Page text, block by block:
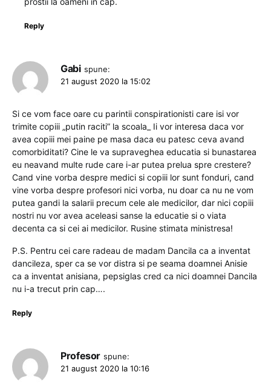
Reply
Gabi spune:
21 august 2020 la 15:02
Si ce vom face oare cu parintii conspirationisti care isi vor
trimite copiii „putin raciti” la scoala_ Ii vor interesa daca vor
avea copiii mei paine pe masa daca eu patesc ceva avand
comorbiditati? Cine le va supraveghea educatia si bunastarea
eu neavand multe rude care i-ar putea prelua spre crestere?
Cand vine vorba despre medici si copiii lor sunt fonduri, cand
vine vorba despre profesori nici vorba, nu doar ca nu ne vom
putea gandi la salarii precum cele ale medicilor, dar nici copiii
nostri nu vor avea aceleasi sanse la educatie si o viata
decenta ca si cei ai medicilor. Rusine stimata ministresa!
P.S. Pentru cei care radeau de madam Dancila ca a inventat
dancileza, sper ca se vor distra si pe seama doamnei Anisie
ca a inventat anisiana, pepsiglas cred ca nici doamnei Dancila
nu i-a trecut prin cap….
Reply
Profesor spune:
21 august 2020 la 10:16